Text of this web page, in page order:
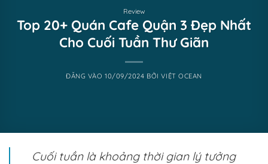
Review
Top 20+ Quán Cafe Quận 3 Đẹp Nhất
Cho Cuối Tuần Thư Giãn
ĐĂNG VÀO 10/09/2024 BỞIVIỆT OCEAN
Cuối tuần là khoảng thời gian lý tưởng